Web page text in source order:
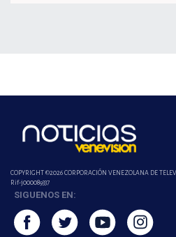
COPYRIGHT ©2026 CORPORACIÓN VENEZOLANA DE
Rif-j000089337
SIGUENOS EN: